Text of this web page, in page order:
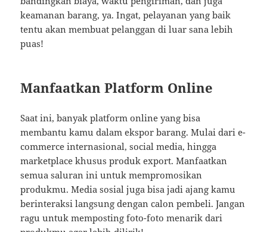
keamanan barang, ya. Ingat, pelayanan yang baik
tentu akan membuat pelanggan di luar sana lebih
puas!
Manfaatkan Platform Online
Saat ini, banyak platform online yang bisa
membantu kamu dalam ekspor barang. Mulai dari e-
commerce internasional, social media, hingga
marketplace khusus produk export. Manfaatkan
semua saluran ini untuk mempromosikan
produkmu. Media sosial juga bisa jadi ajang kamu
berinteraksi langsung dengan calon pembeli. Jangan
ragu untuk memposting foto-foto menarik dari